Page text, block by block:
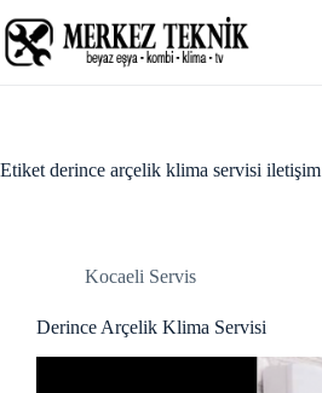
panel
to
content
Etiket derince arçelik klima servisi iletişim
Kocaeli Servis
Derince Arçelik Klima Servisi